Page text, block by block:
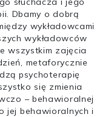
Dbamy o dobrą
wykładowcami
wykładowców
wszystkim zajęcia
metaforycznie
psychoterapię
się zmienia
– behawioralnej
jej behawioralnych i